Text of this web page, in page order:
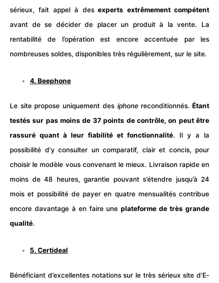
sérieux, fait appel à desexperts extrêmement compétent
avant de se décider de placer un produit à la vente. La
rentabilité de l’opération est encore accentuée par les
nombreuses soldes, disponibles très régulièrement, sur le site.
4.Beephone
Le site propose uniquement des iphone reconditionnés. Étant
testés sur pas moins de 37 points de contrôle, on peut être
rassuré quant à leur fiabilité et fonctionnalité. Il y a la
possibilité d’y consulter un comparatif, clair et concis, pour
choisir le modèle vous convenant le mieux. Livraison rapide en
moins de 48 heures, garantie pouvant s’étendre jusqu’à 24
mois et possibilité de payer en quatre mensualités contribue
encore davantage à en faire uneplateforme de très grande
qualité.
5.Certideal
Bénéficiant d’excellentes notations sur le très sérieux site d’E-